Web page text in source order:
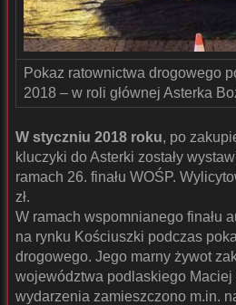
Pokaz ratownictwa drogowego
2018 – w roli głównej Asterka
W styczniu 2018 roku, po
kluczyki do Asterki zostały
ramach 26. finału WOŚP.
zł.
W ramach wspomnianego finału
na rynku Kościuszki podczas
drogowego. Jego marny żywot
województwa podlaskiego
wydarzenia zamieszczono m.in.